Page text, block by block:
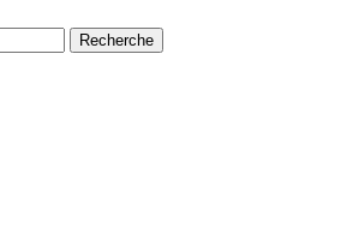
Recherche